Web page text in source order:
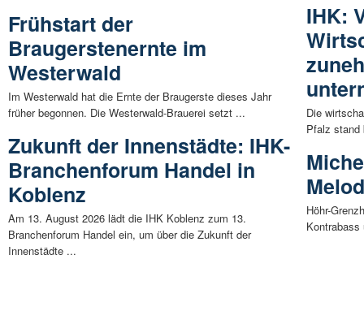
Frühstart der
Braugerstenernte im
Westerwald
Im Westerwald hat die Ernte der Braugerste dieses Jahr
früher begonnen. Die Westerwald-Brauerei setzt ...
Zukunft der Innenstädte: IHK-
Branchenforum Handel in
Koblenz
Am 13. August 2026 lädt die IHK Koblenz zum 13.
Branchenforum Handel ein, um über die Zukunft der
Innenstädte ...
IHK:
Die
Pfalz stand
Höhr-